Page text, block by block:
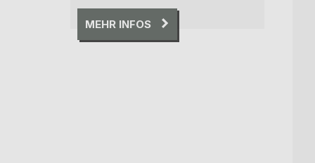
MEHR INFOS